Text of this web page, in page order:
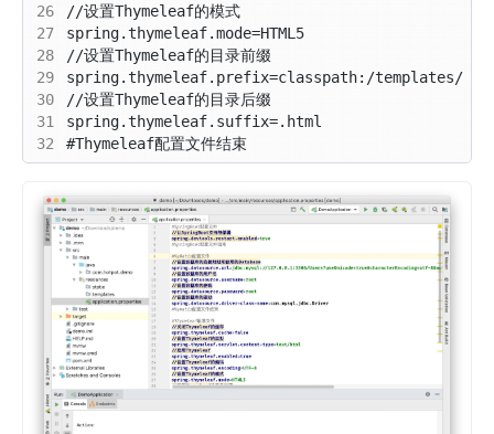
26
27
28
29
30
31
32